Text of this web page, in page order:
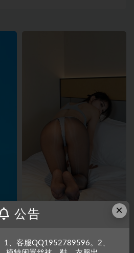
×
公告
1、客服QQ1952789596。2、